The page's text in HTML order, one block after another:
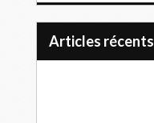
articles récents